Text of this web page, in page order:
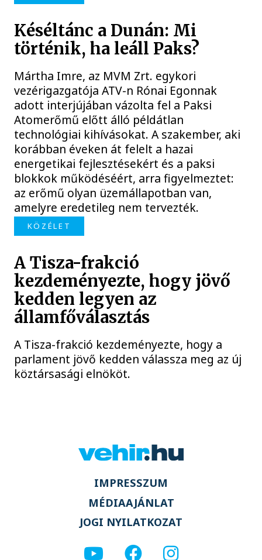
Késéltánc a Dunán: Mi
történik, ha leáll Paks?
Mártha Imre, az MVM Zrt. egykori
vezérigazgatója ATV-n Rónai Egonnak
adott interjújában vázolta fel a Paksi
Atomerőmű előtt álló példátlan
technológiai kihívásokat. A szakember, aki
korábban éveken át felelt a hazai
energetikai fejlesztésekért és a paksi
blokkok működéséért, arra figyelmeztet:
az erőmű olyan üzemállapotban van,
amelyre eredetileg nem tervezték.
KÖZÉLET
A Tisza-frakció
kezdeményezte, hogy jövő
kedden legyen az
államfőválasztás
A Tisza-frakció kezdeményezte, hogy a
parlament jövő kedden válassza meg az új
köztársasági elnököt.
IMPRESSZUM
MÉDIAAJÁNLAT
JOGI NYILATKOZAT